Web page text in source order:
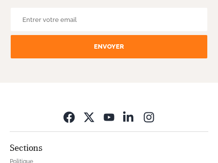
ENVOYER
Sections